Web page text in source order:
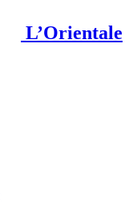
L’Orientale